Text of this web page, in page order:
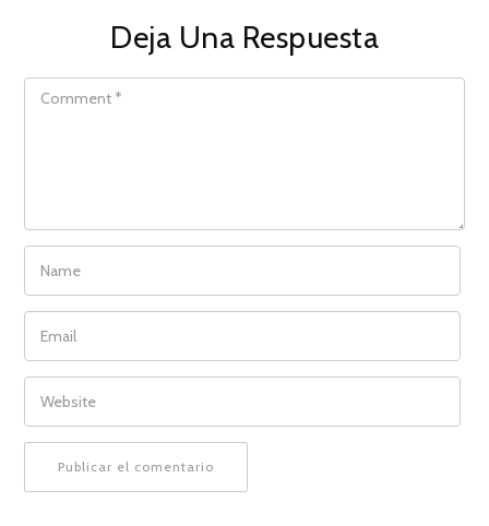
Deja Una Respuesta
COMMENT
NAME
EMAIL
WEBSITE